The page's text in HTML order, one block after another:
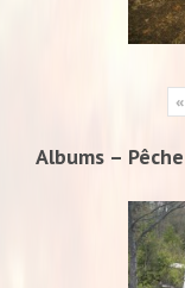
«
Albums – Pêche